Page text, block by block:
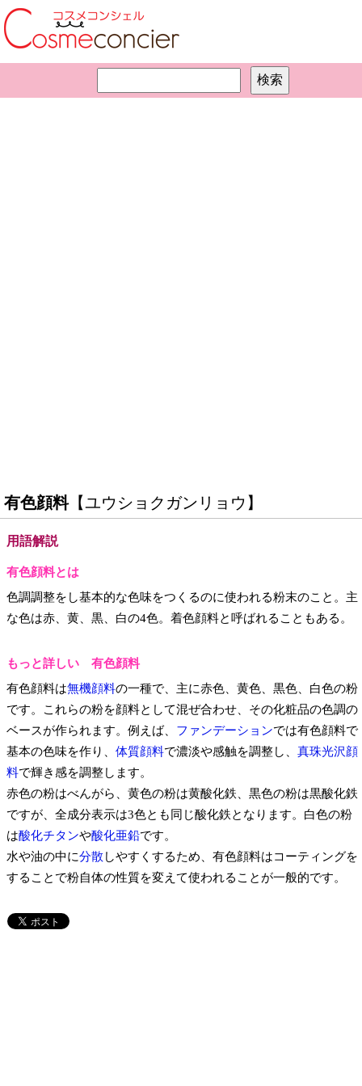
有色顔料【ユウショクガンリョウ】
用語解説
有色顔料とは
色調調整をし基本的な色味をつくるのに使われる粉末のこと。主
な色は赤、黄、黒、白の4色。着色顔料と呼ばれることもある。
もっと詳しい 有色顔料
有色顔料は無機顔料の一種で、主に赤色、黄色、黒色、白色の粉
です。これらの粉を顔料として混ぜ合わせ、その化粧品の色調の
ベースが作られます。例えば、 ファンデーションでは有色顔料で
基本の色味を作り、 体質顔料で濃淡や感触を調整し、 真珠光沢顔
料で輝き感を調整します。
赤色の粉はべんがら、黄色の粉は黄酸化鉄、黒色の粉は黒酸化鉄
ですが、全成分表示は3色とも同じ酸化鉄となります。白色の粉
は酸化チタンや酸化亜鉛です。
水や油の中に分散しやすくするため、有色顔料はコーティングを
することで粉自体の性質を変えて使われることが一般的です。